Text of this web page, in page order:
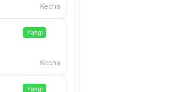
Kecha
Yangi
Kecha
Yangi